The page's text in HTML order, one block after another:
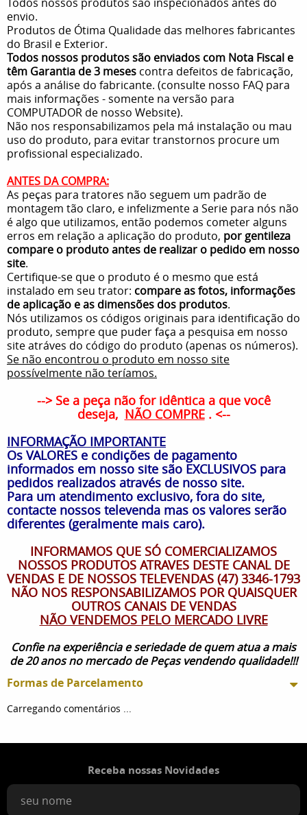
envio.
Produtos de Ótima Qualidade das melhores fabricantes
do Brasil e Exterior.
Todos nossos produtos são enviados com Nota Fiscal e
têm Garantia de 3 meses contra defeitos de fabricação,
após a análise do fabricante. (consulte nosso FAQ para
mais informações - somente na versão para
COMPUTADOR de nosso Website).
Não nos responsabilizamos pela má instalação ou mau
uso do produto, para evitar transtornos procure um
profissional especializado.
ANTES DA COMPRA:
As peças para tratores não seguem um padrão de
montagem tão claro, e infelizmente a Serie para nós não
é algo que utilizamos, então podemos cometer alguns
erros em relação a aplicação do produto, por gentileza
compare o produto antes de realizar o pedido em nosso
site.
Certifique-se que o produto é o mesmo que está
instalado em seu trator: compare as fotos, informações
de aplicação e as dimensões dos produtos.
Nós utilizamos os códigos originais para identificação do
produto, sempre que puder faça a pesquisa em nosso
site atráves do código do produto (apenas os números).
Se não encontrou o produto em nosso site
possívelmente não teríamos.
--> Se a peça não for idêntica a que você
deseja, NÃO COMPRE. <--
INFORMAÇÃO IMPORTANTE
Os VALORES e condições de pagamento
informados em nosso site são EXCLUSIVOS para
pedidos realizados através de nosso site.
Para um atendimento exclusivo, fora do site,
contacte nossos televenda mas os valores serão
diferentes (geralmente mais caro).
INFORMAMOS QUE SÓ COMERCIALIZAMOS
NOSSOS PRODUTOS ATRAVES DESTE CANAL DE
VENDAS E DE NOSSOS TELEVENDAS (47) 3346-1793
NÃO NOS RESPONSABILIZAMOS POR QUAISQUER
OUTROS CANAIS DE VENDAS
NÃO VENDEMOS PELO MERCADO LIVRE
Confie na experiência e seriedade de quem atua a mais
de 20 anos no mercado de Peças vendendo qualidade!!!
Formas de Parcelamento
Carregando comentários ...
Receba nossas Novidades